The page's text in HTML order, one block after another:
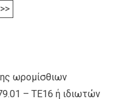
>>
ωρομίσθιων
– ΤΕ16 ή ιδιωτών